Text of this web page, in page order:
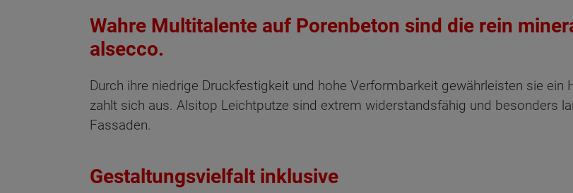
Wahre Multitalente auf Porenbeton sind die rein
alsecco.
Durch ihre niedrige Druckfestigkeit und hohe Verformbarkeit gewährleisten sie
zahlt sich aus. Alsitop Leichtputze sind extrem widerstandsfähig und besonders
Fassaden.
Gestaltungsvielfalt inklusive